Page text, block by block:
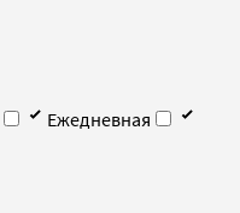
Ежедневная